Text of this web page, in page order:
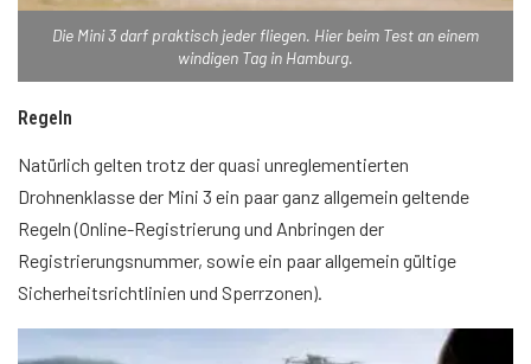
Die Mini 3 darf praktisch jeder fliegen. Hier beim Test an einem
windigen Tag in Hamburg.
Regeln
Natürlich gelten trotz der quasi unreglementierten
Drohnenklasse der Mini 3 ein paar ganz allgemein geltende
Regeln (Online-Registrierung und Anbringen der
Registrierungsnummer, sowie ein paar allgemein gültige
Sicherheitsrichtlinien und Sperrzonen).